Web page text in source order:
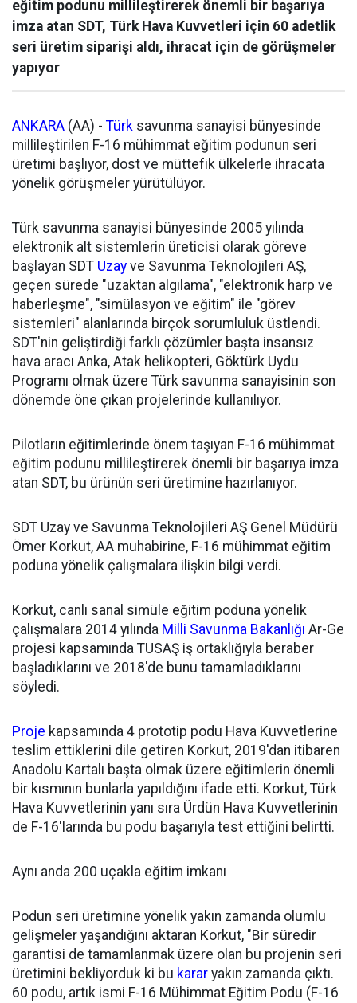
eğitim podunu millileştirerek önemli bir başarıya
imza atan SDT, Türk Hava Kuvvetleri için 60 adetlik
seri üretim siparişi aldı, ihracat için de görüşmeler
yapıyor
ANKARA (AA) - Türk savunma sanayisi bünyesinde
millileştirilen F-16 mühimmat eğitim podunun seri
üretimi başlıyor, dost ve müttefik ülkelerle ihracata
yönelik görüşmeler yürütülüyor.
Türk savunma sanayisi bünyesinde 2005 yılında
elektronik alt sistemlerin üreticisi olarak göreve
başlayan SDT Uzay ve Savunma Teknolojileri AŞ,
geçen sürede "uzaktan algılama", "elektronik harp ve
haberleşme", "simülasyon ve eğitim" ile "görev
sistemleri" alanlarında birçok sorumluluk üstlendi.
SDT'nin geliştirdiği farklı çözümler başta insansız
hava aracı Anka, Atak helikopteri, Göktürk Uydu
Programı olmak üzere Türk savunma sanayisinin son
dönemde öne çıkan projelerinde kullanılıyor.
Pilotların eğitimlerinde önem taşıyan F-16 mühimmat
eğitim podunu millileştirerek önemli bir başarıya imza
atan SDT, bu ürünün seri üretimine hazırlanıyor.
SDT Uzay ve Savunma Teknolojileri AŞ Genel Müdürü
Ömer Korkut, AA muhabirine, F-16 mühimmat eğitim
poduna yönelik çalışmalara ilişkin bilgi verdi.
Korkut, canlı sanal simüle eğitim poduna yönelik
çalışmalara 2014 yılında Milli Savunma Bakanlığı Ar-Ge
projesi kapsamında TUSAŞ iş ortaklığıyla beraber
başladıklarını ve 2018'de bunu tamamladıklarını
söyledi.
Proje kapsamında 4 prototip podu Hava Kuvvetlerine
teslim ettiklerini dile getiren Korkut, 2019'dan itibaren
Anadolu Kartalı başta olmak üzere eğitimlerin önemli
bir kısmının bunlarla yapıldığını ifade etti. Korkut, Türk
Hava Kuvvetlerinin yanı sıra Ürdün Hava Kuvvetlerinin
de F-16'larında bu podu başarıyla test ettiğini belirtti.
Aynı anda 200 uçakla eğitim imkanı
Podun seri üretimine yönelik yakın zamanda olumlu
gelişmeler yaşandığını aktaran Korkut, "Bir süredir
garantisi de tamamlanmak üzere olan bu projenin seri
üretimini bekliyorduk ki bu karar yakın zamanda çıktı.
60 podu, artık ismi F-16 Mühimmat Eğitim Podu (F-16